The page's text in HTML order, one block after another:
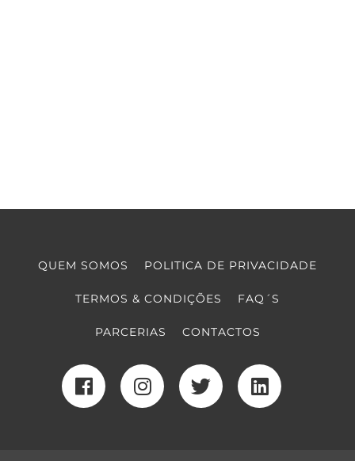
QUEM SOMOS POLITICA DE PRIVACIDADE
TERMOS & CONDIÇÕES FAQ´S
PARCERIAS CONTACTOS